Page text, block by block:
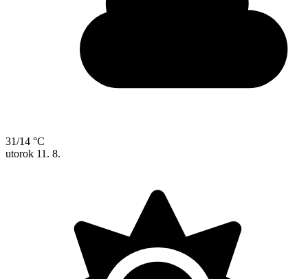
31/14 °C
utorok 11. 8.